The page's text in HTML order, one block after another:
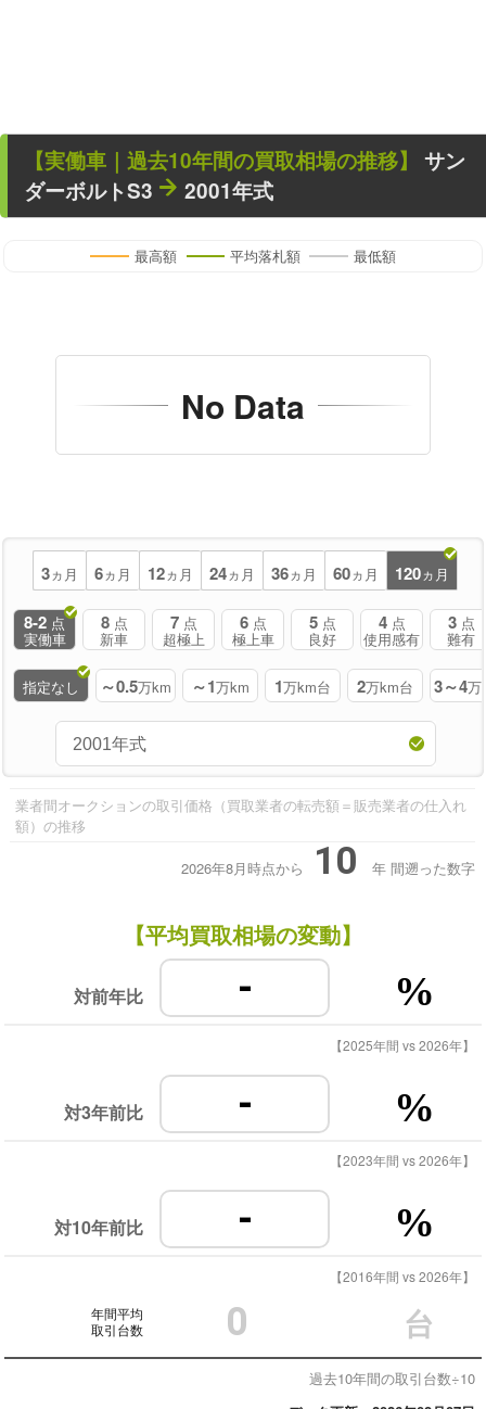
【実働車 ｜過去10年間の買取相場の推移】 サン
ダーボルトS3
2001年式
最高額 平均落札額 最低額
No Data
3ヵ月 6ヵ月 12ヵ月 24ヵ月 36ヵ月 60ヵ月 120ヵ月
8-2 点
実働車
8 点
新車
7 点
超極上
6 点
極上車
5 点
良好
4 点
使用感有
3 点
難有
指定なし ～0.5万km ～1万km 1万km台 2万km台 3～4万
業者間オークションの取引価格（買取業者の転売額＝販売業者の仕入れ
額）の推移
2026年8月時点から 10 年 間遡った数字
【平均買取相場の変動】
対前年比 - %
【2025年間 vs 2026年】
対3年前比 - %
【2023年間 vs 2026年】
対10年前比 - %
【2016年間 vs 2026年】
年間平均
取引台数
0 台
過去10年間の取引台数÷10